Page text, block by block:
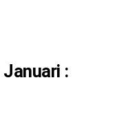
Januari :